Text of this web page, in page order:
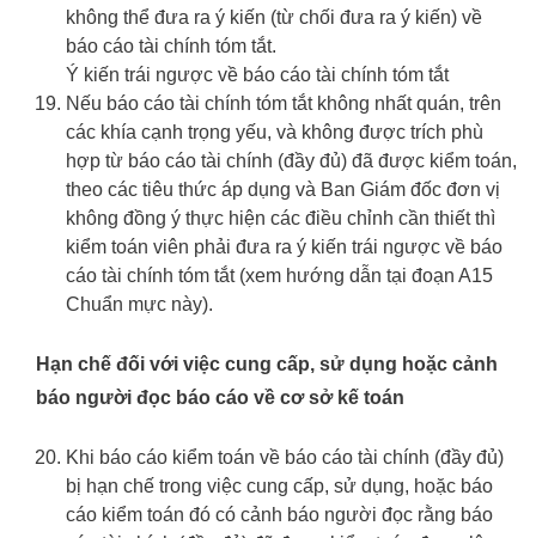
không thể đưa ra ý kiến (từ chối đưa ra ý kiến) về
báo cáo tài chính tóm tắt.
Ý kiến trái ngược về báo cáo tài chính tóm tắt
Nếu báo cáo tài chính tóm tắt không nhất quán, trên
các khía cạnh trọng yếu, và không được trích phù
hợp từ báo cáo tài chính (đầy đủ) đã được kiểm toán,
theo các tiêu thức áp dụng và Ban Giám đốc đơn vị
không đồng ý thực hiện các điều chỉnh cần thiết thì
kiểm toán viên phải đưa ra ý kiến trái ngược về báo
cáo tài chính tóm tắt (xem hướng dẫn tại đoạn A15
Chuẩn mực này).
Hạn chế đối với việc cung cấp, sử dụng hoặc cảnh
báo người đọc báo cáo về cơ sở kế toán
Khi báo cáo kiểm toán về báo cáo tài chính (đầy đủ)
bị hạn chế trong việc cung cấp, sử dụng, hoặc báo
cáo kiểm toán đó có cảnh báo người đọc rằng báo